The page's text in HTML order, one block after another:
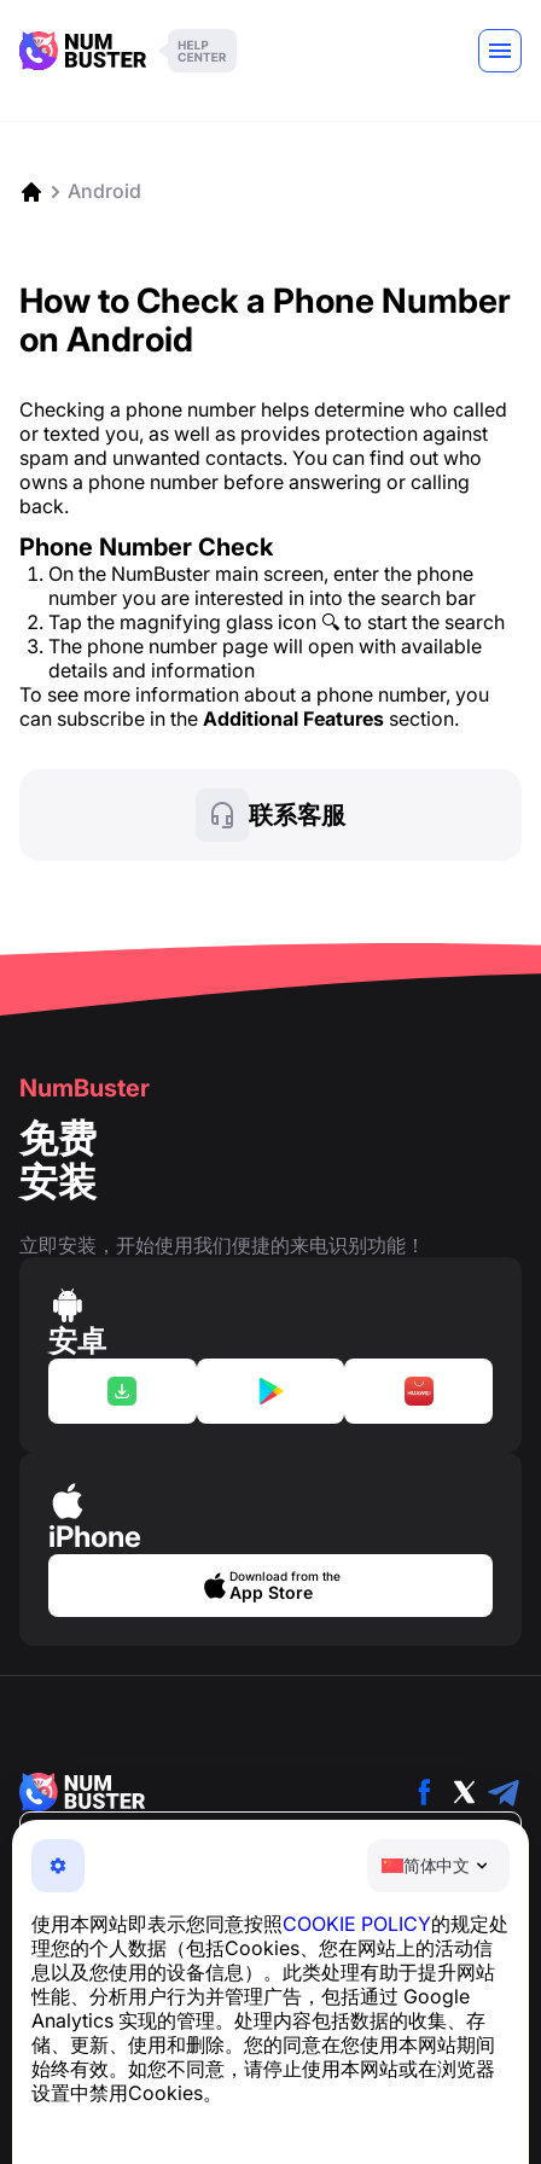
简体中文
使用本网站即表示您同意按照COOKIE POLICY的规定处
理您的个人数据（包括Cookies、您在网站上的活动信
息以及您使用的设备信息）。此类处理有助于提升网站
性能、分析用户行为并管理广告，包括通过 Google
Analytics 实现的管理。处理内容包括数据的收集、存
储、更新、使用和删除。您的同意在您使用本网站期间
始终有效。如您不同意，请停止使用本网站或在浏览器
设置中禁用Cookies。
Android
How to Check a Phone Number
on Android
Checking a phone number helps determine who called
or texted you, as well as provides protection against
spam and unwanted contacts. You can find out who
owns a phone number before answering or calling
back.
Phone Number Check
On the NumBuster main screen, enter the phone
number you are interested in into the search bar
Tap the magnifying glass icon 🔍 to start the search
The phone number page will open with available
details and information
To see more information about a phone number, you
can subscribe in the Additional Features section.
联系客服
NumBuster
免费
安装
立即安装，开始使用我们便捷的来电识别功能！
安卓
iPhone
Download from the
App Store
NumBuster © 2013—2026 ·
support@numbuster.com
和骚扰短信的侵害
关于 GDPR 合规的咨询：support@numbuster.com
帮助中心
新闻与文章
关于项目
联系方式